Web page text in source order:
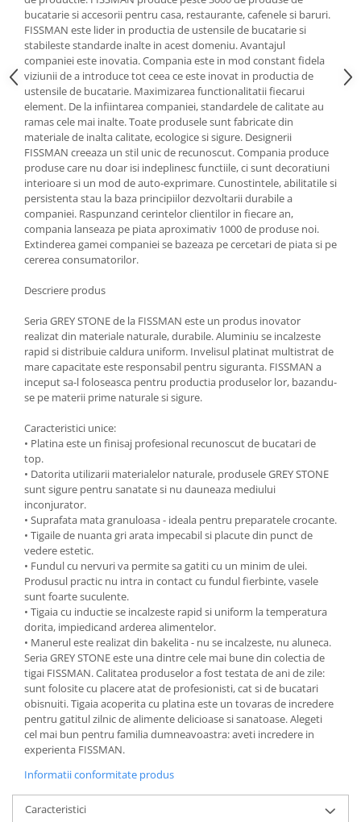
Oale si cratite
Tavi copt
Tigai
Vesela si tacamuri
Boluri
Farfurii
Scurgatoare vase
Seturi de tacamuri
Suporturi pentru tacamuri
Cani
Cesti
Pahare
Seturi vesela
Suporturi farfurii
Suporturi pahare, cesti, cani
Untiere
Ustensile cofetarie si patiserie
Ramekin
Tavi si forme prajituri
Aparate prajituri
Facalete
Forme briose
Lumanari tort
Ornare, insiropare si decorare
prajituri
Portionatoare si feliatoare
Posuri si duiuri
Raclete patiserie
Suporturi prajituri
Tavi detasabile
Tavi si forme fursecuri
Ustensile antiaderente
Ustensile de masura
bucatarie si accesorii pentru casa, restaurante, cafenele si baruri.
FISSMAN este lider in productia de ustensile de bucatarie si
stabileste standarde inalte in acest domeniu. Avantajul
companiei este inovatia. Compania este in mod constant fidela
viziunii de a introduce tot ceea ce este inovat in productia de
ustensile de bucatarie. Maximizarea functionalitatii fiecarui
element. De la infiintarea companiei, standardele de calitate au
ramas cele mai inalte. Toate produsele sunt fabricate din
materiale de inalta calitate, ecologice si sigure. Designerii
FISSMAN creeaza un stil unic de recunoscut. Compania produce
produse care nu doar isi indeplinesc functiile, ci sunt decoratiuni
interioare si un mod de auto-exprimare. Cunostintele, abilitatile si
persistenta stau la baza principiilor dezvoltarii durabile a
companiei. Raspunzand cerintelor clientilor in fiecare an,
compania lanseaza pe piata aproximativ 1000 de produse noi.
Extinderea gamei companiei se bazeaza pe cercetari de piata si pe
cererea consumatorilor.
Descriere produs
Seria GREY STONE de la FISSMAN este un produs inovator
realizat din materiale naturale, durabile. Aluminiu se incalzeste
rapid si distribuie caldura uniform. Invelisul platinat multistrat de
mare capacitate este responsabil pentru siguranta. FISSMAN a
inceput sa-l foloseasca pentru productia produselor lor, bazandu-
se pe materii prime naturale si sigure.
Caracteristici unice:
• Platina este un finisaj profesional recunoscut de bucatari de
top.
• Datorita utilizarii materialelor naturale, produsele GREY STONE
sunt sigure pentru sanatate si nu dauneaza mediului
inconjurator.
• Suprafata mata granuloasa - ideala pentru preparatele crocante.
• Tigaile de nuanta gri arata impecabil si placute din punct de
vedere estetic.
• Fundul cu nervuri va permite sa gatiti cu un minim de ulei.
Produsul practic nu intra in contact cu fundul fierbinte, vasele
sunt foarte suculente.
• Tigaia cu inductie se incalzeste rapid si uniform la temperatura
dorita, impiedicand arderea alimentelor.
• Manerul este realizat din bakelita - nu se incalzeste, nu aluneca.
Seria GREY STONE este una dintre cele mai bune din colectia de
tigai FISSMAN. Calitatea produselor a fost testata de ani de zile:
sunt folosite cu placere atat de profesionisti, cat si de bucatari
obisnuiti. Tigaia acoperita cu platina este un tovaras de incredere
pentru gatitul zilnic de alimente delicioase si sanatoase. Alegeti
cel mai bun pentru familia dumneavoastra: aveti incredere in
experienta FISSMAN.
Informatii conformitate produs
Caracteristici